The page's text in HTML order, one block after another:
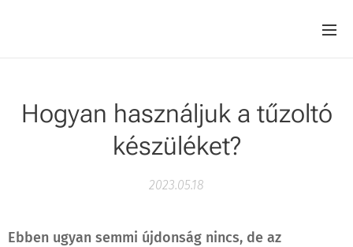
Hogyan használjuk a tűzoltó
készüléket?
2023.05.18
Ebben ugyan semmi újdonság nincs, de az